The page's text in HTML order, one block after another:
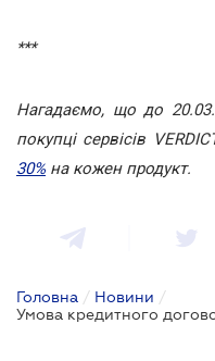
***
Нагадаємо, що до
покупці сервісів
30% на кожен продукт.
Головна / Новини /